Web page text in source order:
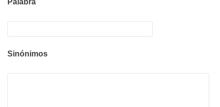
Palabra
Sinónimos